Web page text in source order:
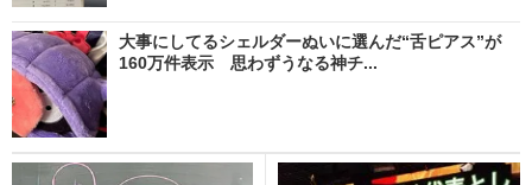
大事にしてるシェルダーぬいに選んだ“舌ピアス”が
160万件表示 思わずうなる神チ...